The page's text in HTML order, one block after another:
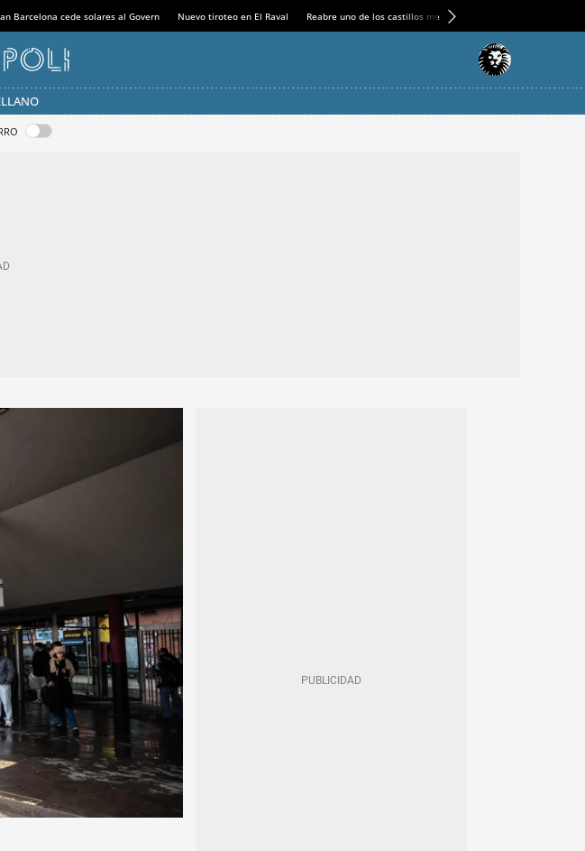
Barcelona cede solares al Govern Nuevo tiroteo en El Raval Reabre uno de los castillos medievales más espectaculares